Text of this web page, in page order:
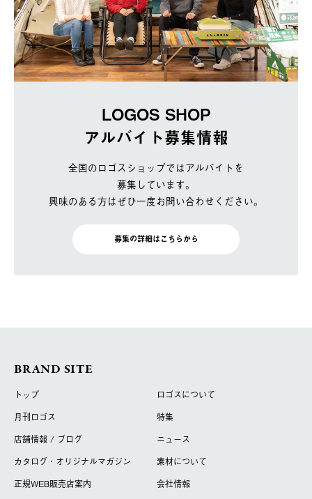
LOGOS SHOP
アルバイト募集情報
全国のロゴスショップではアルバイトを
募集しています。
興味のある方はぜひ一度お問い合わせください。
募集の詳細はこちらから
BRAND SITE
トップ
ロゴスについて
月刊ロゴス
特集
店舗情報 / ブログ
ニュース
カタログ・オリジナルマガジン
素材について
正規WEB販売店案内
会社情報